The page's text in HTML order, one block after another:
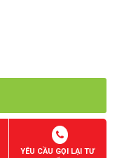
YÊU CẦU GỌI LẠI TƯ